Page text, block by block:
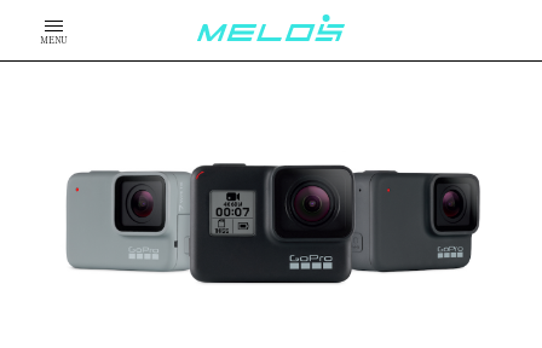
MENU